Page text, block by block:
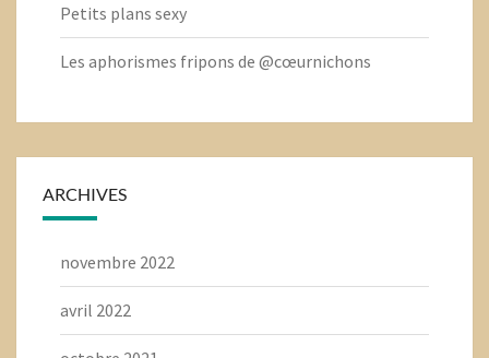
Petits plans sexy
Les aphorismes fripons de @cœurnichons
ARCHIVES
novembre 2022
avril 2022